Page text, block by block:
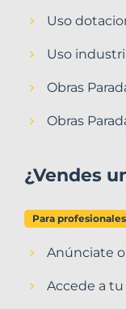
Uso
Uso
Obras
Obras
¿Vendes
Para profesionales
Anúnciate
Accede a